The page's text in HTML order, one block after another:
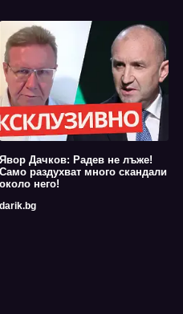
Явор Дачков: Радев не лъже!
Само раздухват много скандали
около него!
darik.bg